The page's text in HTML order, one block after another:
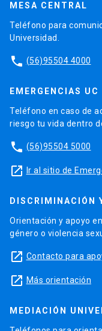
MESA CENTRAL
Teléfono para
Universidad.
phone (56)95504 4000
EMERGENCIAS UC
Teléfono en caso de
riesgo tu vida dentro
phone (56)95504 5000
launch Ir al sitio de
DISCRIMINACIÓN
Orientación y apoyo
género o violencia
launch Contacto para
launch Más orientación
MEDIACIÓN